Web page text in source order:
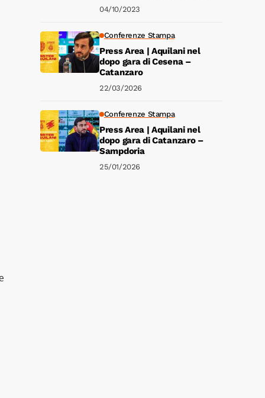
04/10/2023
Conferenze Stampa
Press Area | Aquilani nel
dopo gara di Cesena –
Catanzaro
22/03/2026
Conferenze Stampa
Press Area | Aquilani nel
dopo gara di Catanzaro –
Sampdoria
25/01/2026